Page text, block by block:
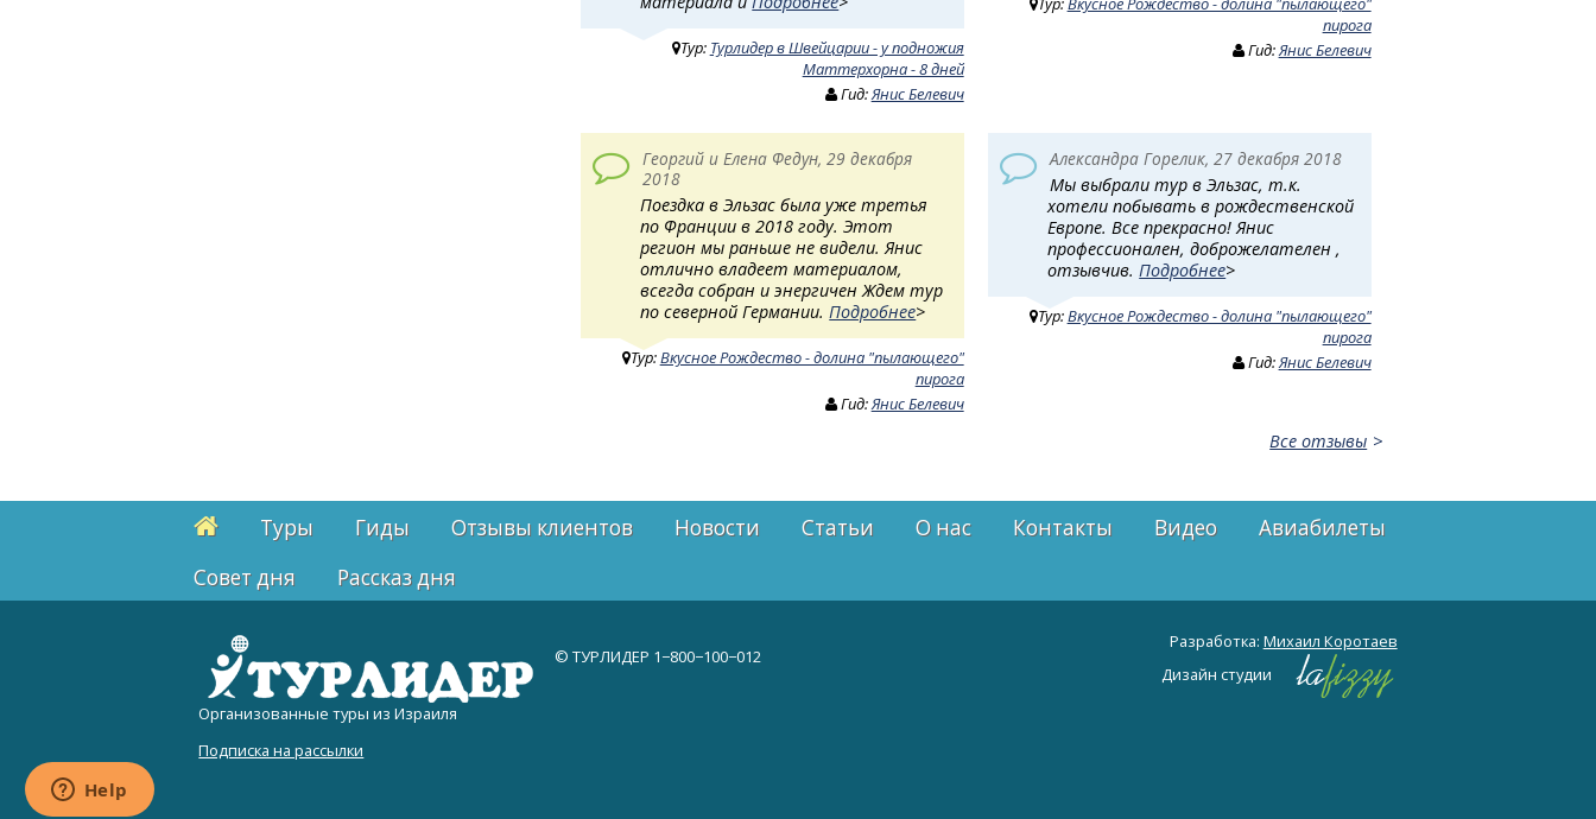
Тур: Турлидер в Швейцарии - у подножия
Маттерхорна - 8 дней
Гид:Янис Белевич
пирога
Гид:Янис Белевич
Георгий и Елена Федун, 29 декабря
2018
Поездка в Эльзас была уже третья
по Франции в 2018 году. Этот
регион мы раньше не видели. Янис
отлично владеет материалом,
всегда собран и энергичен Ждем тур
по северной Германии. Подробнее>
Тур:Вкусное Рождество - долина "пылающего"
пирога
Гид:Янис Белевич
Александра Горелик, 27 декабря 2018
Мы выбрали тур в Эльзас, т.к.
хотели побывать в рождественской
Европе. Все прекрасно! Янис
профессионален, доброжелателен ,
отзывчив. Подробнее>
Тур:Вкусное Рождество - долина "пылающего"
пирога
Гид:Янис Белевич
Все отзывы
Туры Гиды Отзывы клиентов Новости Статьи О нас Контакты Видео
Авиабилеты
Cовет дня
Рассказ дня
© ТУРЛИДЕР 1−800−100−012
Организованные туры из Израиля
Подписка на рассылки
Разработка: Михаил Коротаев
Дизайн студии